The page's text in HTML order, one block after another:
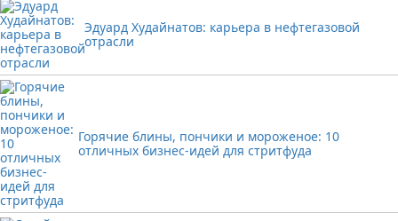
Эдуард Худайнатов: карьера в нефтегазовой
отрасли
Горячие блины, пончики и мороженое: 10
отличных бизнес-идей для стритфуда